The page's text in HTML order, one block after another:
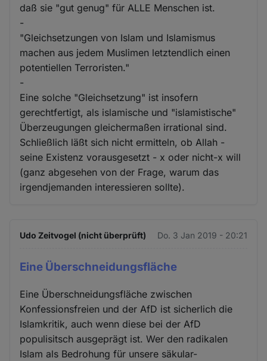
daß sie "gut genug" für ALLE Menschen ist.
-
"Gleichsetzungen von Islam und Islamismus
machen aus jedem Muslimen letztendlich einen
potentiellen Terroristen."
-
Eine solche "Gleichsetzung" ist insofern
gerechtfertigt, als islamische und "islamistische"
Überzeugungen gleichermaßen irrational sind.
Schließlich läßt sich nicht ermitteln, ob Allah -
seine Existenz vorausgesetzt - x oder nicht-x will
(ganz abgesehen von der Frage, warum das
irgendjemanden interessieren sollte).
Udo Zeitvogel (nicht überprüft) Do. 3 Jan 2019 - 20:21
Eine Überschneidungsfläche
Eine Überschneidungsfläche zwischen
Konfessionsfreien und der AfD ist sicherlich die
Islamkritik, auch wenn diese bei der AfD
populisitsch ausgeprägt ist. Wer den radikalen
Islam als Bedrohung für unsere säkular-